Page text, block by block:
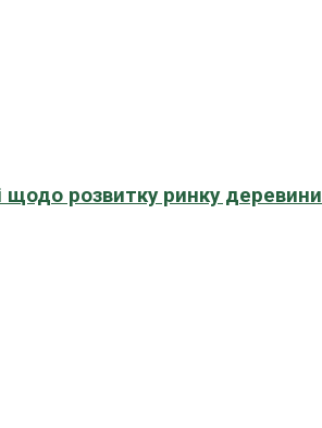
щодо розвитку ринку деревини